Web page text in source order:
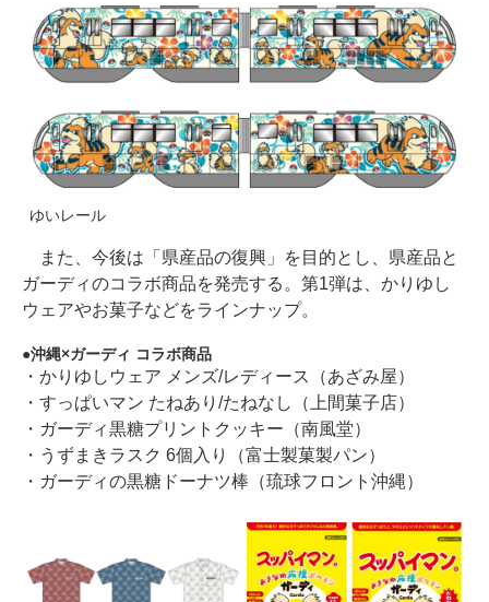
ゆいレール
また、今後は「県産品の復興」を目的とし、県産品と
ガーディのコラボ商品を発売する。第1弾は、かりゆし
ウェアやお菓子などをラインナップ。
沖縄×ガーディ コラボ商品
・かりゆしウェア メンズ/レディース（あざみ屋）
・すっぱいマン たねあり/たねなし（上間菓子店）
・ガーディ黒糖プリントクッキー（南風堂）
・うずまきラスク 6個入り（富士製菓製パン）
・ガーディの黒糖ドーナツ棒（琉球フロント沖縄）